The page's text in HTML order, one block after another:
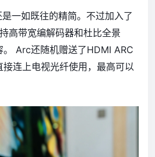
一如既往的精简。不过加入了
高带宽编解码器和杜比全景
。 Arc还随机赠送了HDMI ARC
连上电视光纤使用，最高可以